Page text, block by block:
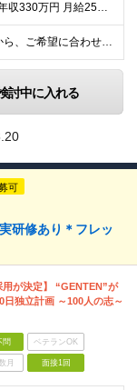
【メンバークラス】※想定年収330万円 月給25万円～27万5000円 【リーダークラス】※想定年収372万～402万円 月給28万円～30万5000円 ★試用期間6ヶ月（試用期間中の雇用形態は
東京・大阪・福岡の3拠点から、ご希望に合わせて勤務地を決定いたします。 ※配属先や担当企業などによって勤務先が異なります。詳しくは別途ご説明します ※勤務エリアについては、ご本人の居住地やご希望を考慮
討中に入れる
可
研修あり＊フレッ
用が決定】 “GENTEN”が
日独立計画 ～100人の志～
問 ベテランOK
月 面接1回